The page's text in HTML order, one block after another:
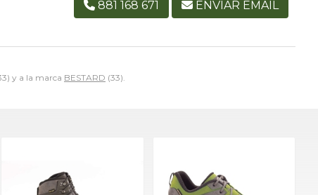
y a la marca BESTARD (33).
881 168 671 ENVIAR EMAIL